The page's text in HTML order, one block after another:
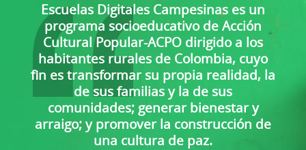
Escuelas Digitales Campesinas es un
programa socioeducativo de Acción
Cultural Popular-ACPO dirigido a los
habitantes rurales de Colombia, cuyo
fin es transformar su propia realidad, la
de sus familias y la de sus
comunidades; generar bienestar y
arraigo; y promover la construcción de
una cultura de paz.